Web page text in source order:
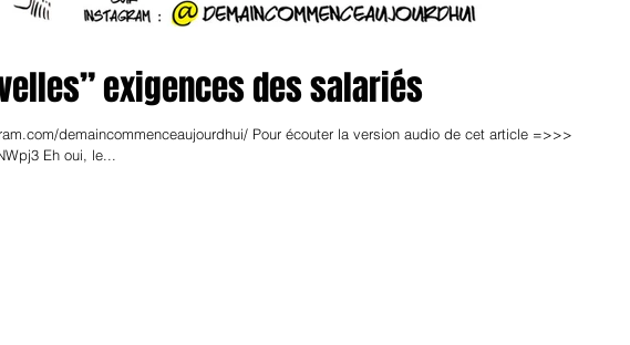
exigences des salariés
demaincommenceaujourdhui/ Pour écouter la version audio de cet article =>>>
Eh oui, le...